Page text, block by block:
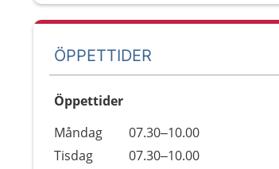
ÖPPETTIDER
Öppettider
Dag
Öppettider
Kommentarer
Måndag
07.30–10.00
Tisdag
07.30–10.00